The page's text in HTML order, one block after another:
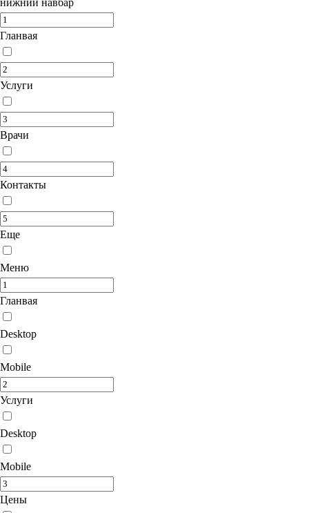
нижний навбар
Гланвая
Услуги
Врачи
Контакты
Еще
Меню
Гланвая
Desktop
Mobile
Услуги
Desktop
Mobile
Цены